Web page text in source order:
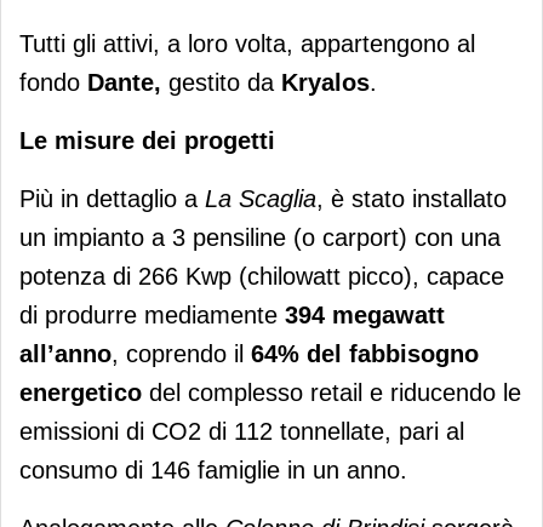
Tutti gli attivi, a loro volta, appartengono al
fondo Dante, gestito da Kryalos.
Le misure dei progetti
Più in dettaglio a La Scaglia, è stato installato
un impianto a 3 pensiline (o carport) con una
potenza di 266 Kwp (chilowatt picco), capace
di produrre mediamente 394 megawatt
all’anno, coprendo il 64% del fabbisogno
energetico del complesso retail e riducendo le
emissioni di CO2 di 112 tonnellate, pari al
consumo di 146 famiglie in un anno.